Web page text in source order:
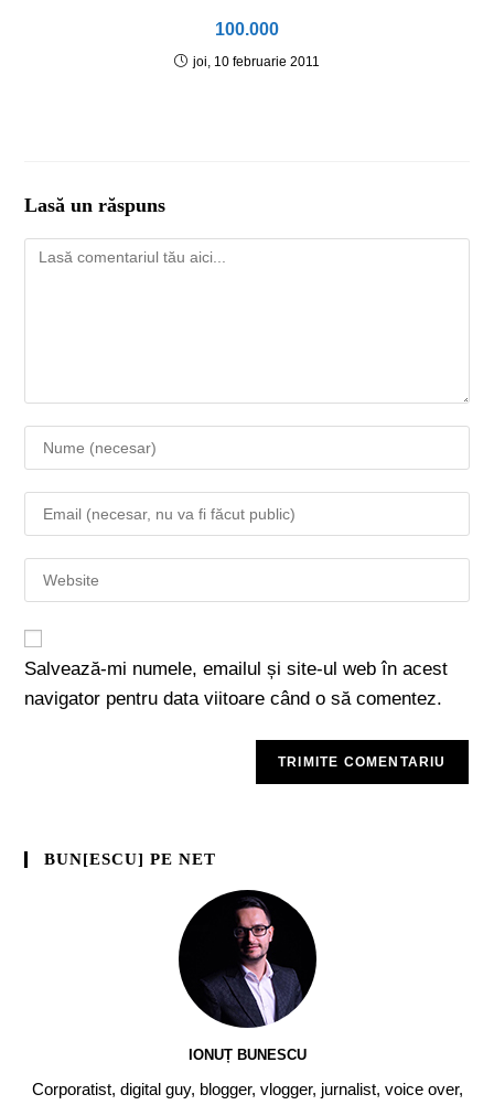
100.000
joi, 10 februarie 2011
Lasă un răspuns
Salvează-mi numele, emailul și site-ul web în acest
navigator pentru data viitoare când o să comentez.
BUN[ESCU] PE NET
IONUȚ BUNESCU
Corporatist, digital guy, blogger, vlogger, jurnalist, voice over,